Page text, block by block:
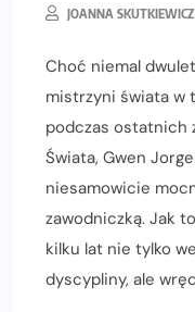
JOANNA SKUTKIEWICZ
Choć niemal
mistrzyni świata w
podczas ostatnich
Świata, Gwen
niesamowicie
zawodniczką. Jak
kilku lat nie tylko
dyscypliny, ale